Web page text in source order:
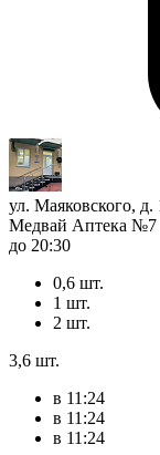
ул. Маяковского,
Медвай Аптека №7
до 20:30
0,6 шт.
1 шт.
2 шт.
3,6 шт.
в 11:24
в 11:24
в 11:24